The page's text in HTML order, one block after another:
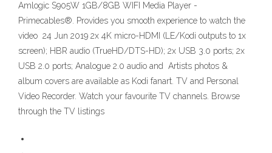
Amlogic S905W 1GB/8GB WIFI Media Player -
Primecables®. Provides you smooth experience to watch the
video 24 Jun 2019 2x 4K micro-HDMI (LE/Kodi outputs to 1x
screen); HBR audio (TrueHD/DTS-HD); 2x USB 3.0 ports; 2x
USB 2.0 ports; Analogue 2.0 audio and Artists photos &
album covers are available as Kodi fanart. TV and Personal
Video Recorder. Watch your favourite TV channels. Browse
through the TV listings